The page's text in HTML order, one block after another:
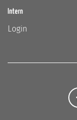
Intern
Login